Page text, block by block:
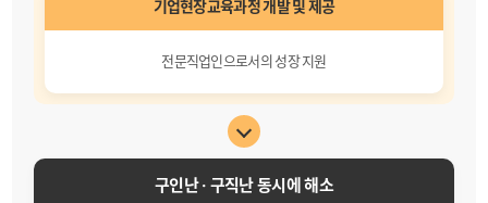
기업현장교육과정개발 및 제공
전문직업인으로서의 성장 지원
구인난 · 구직난동시에 해소